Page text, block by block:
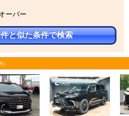
ーバー
と似た条件で検索
］